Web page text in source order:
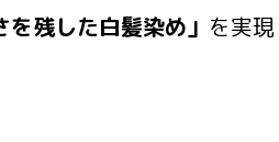
を残した白髪染め」 を実現